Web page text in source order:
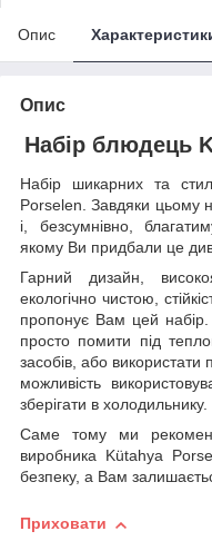
Опис
Опис
Набір блюдець
Набір шикарних та
Porselen. Завдяки цьому
і, безсумнівно,
якому Ви придбали це
Гарний дизайн,
екологічно чистою,
пропонує Вам цей набір.
просто помити під
засобів, або
можливість
зберігати в холодильнику.
Саме тому ми
виробника Kütahya
безпеку, а Вам
Приховати